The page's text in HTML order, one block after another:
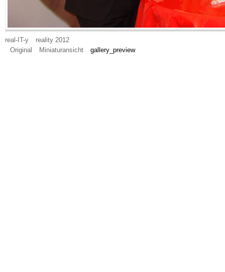
real-IT-y
reality 2012
Original
Miniaturansicht gallery_preview